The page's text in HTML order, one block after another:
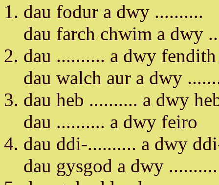
dau fodur a dwy ..........
dau farch chwim a dwy
dau .......... a dwy fendith
dau walch aur a dwy
dau heb .......... a dwy
dau .......... a dwy feiro
dau ddi-.......... a dwy
dau gysgod a dwy ..........